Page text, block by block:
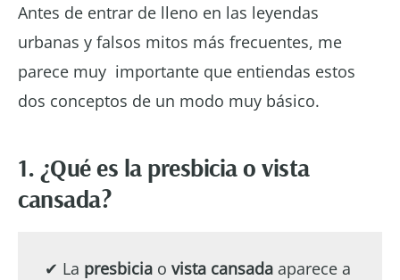
Antes de entrar de lleno en las leyendas
urbanas y falsos mitos más frecuentes, me
parece muy importante que entiendas estos
dos conceptos de un modo muy básico.
1. ¿Qué es la presbicia o vista
cansada?
✔ La presbicia o vista cansada aparece a